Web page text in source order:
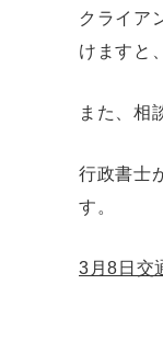
クライア
けますと
また、相
行政書士
す。
3月8日交